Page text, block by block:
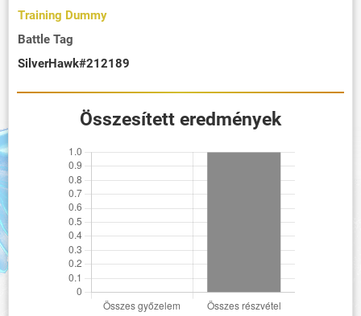
Training Dummy
Battle Tag
SilverHawk#212189
Összesített eredmények